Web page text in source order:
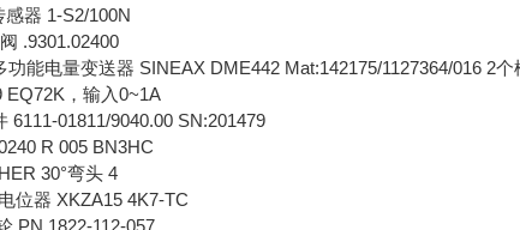
器 1-S2/100N
.9301.02400
功能电量变送器 SINEAX DME442 Mat:142175/1127364/016 2
EQ72K，输入0~1A
6111-01811/9040.00 SN:201479
R 005 BN3HC
30°弯头 4
位器 XKZA15 4K7-TC
PN.1822-112-057